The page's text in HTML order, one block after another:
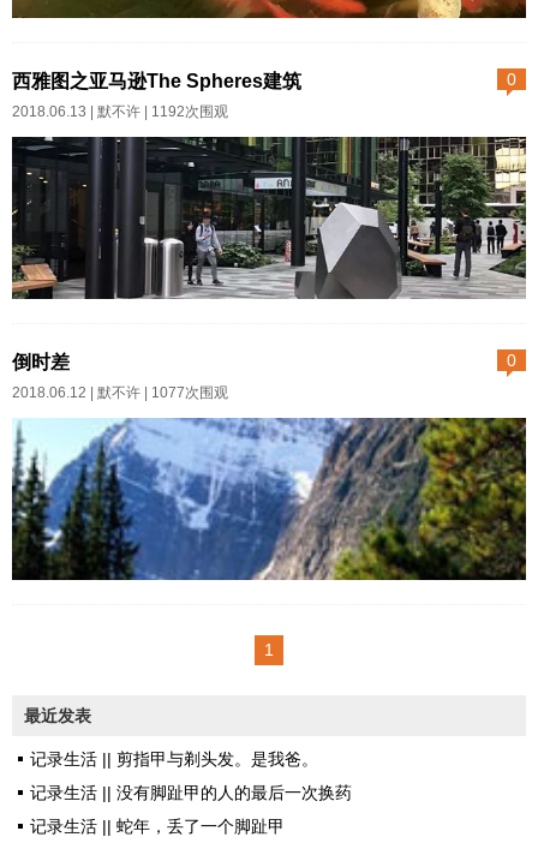
司院子里放养。我们公司原址征
迁，三年多了还没有半点安置的
消息。这个带小楼的院子，虽说
办公条件不咋样，但院子大，车
位多，有个没有鱼的鱼池，和一
个长满杂草的花园。单门独院，
可谓简陋版大宅门。别看“大宅
门”简陋，可它地处闹市。对街一
一应俱全，保守估计，从这头开
样。所以起初公司门卫特别辛
苦，因为这条街车位紧张，他们
要时刻提防外来车辆擅自闯进
来。你想那些食客们大老远驱车
过来，眼瞅这一路店家灯红酒绿
0
西雅图之亚马逊The Spheres建筑
2018.06.13 | 默不许 | 1192次围观
其像我这样不远万里而来的，一
定会去参观亚马逊新建的球体建
筑吧。球体建筑周末不开放，即
便周一至周五号称对公众开放，
也需要提前预约。我猜大概是为
了控制参观人数。但亚马逊内部
员工可以在工作日凭工作牌为家
属领取参观牌，可参观牌并不具
Spheres建筑初进球体，立即被一
种陌生的湿热空气包围，深吸几
口气，还没等定神，立即被眼前
0
倒时差
2018.06.12 | 默不许 | 1077次围观
回来之后的时差倒得更加痛苦一
开始。不敢睡，可常常还是败给
自己。每天从下午开始，上下眼
皮像涂了胶水，闭了便不能睁
1
最近发表
记录生活 || 剪指甲与剃头发。是我爸。
记录生活 || 没有脚趾甲的人的最后一次换药
记录生活 || 蛇年，丢了一个脚趾甲